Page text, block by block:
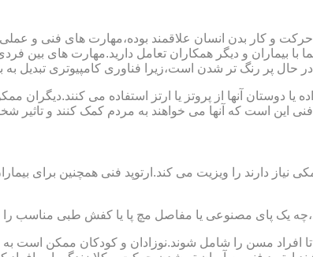
حرکت و کار بدن انسان علاقمند بوده،مهارت های فنی
بیماران و دیگر همکاران تعامل دارید.مهارت های بین
یا دوستان آنها از پروتز یا ارتز استفاده می
فنی این است که آنها می خواهند به مردم کمک کنند و
نیاز دارند را ویزیت می کند.ارتوپد فنی همچنین برای
یک پای مصنوعی یا مفاصل مچ پا یا کفش طبی مناسب
تا افراد مسن را شامل شوند.نوزادان و کودکان ممکن است